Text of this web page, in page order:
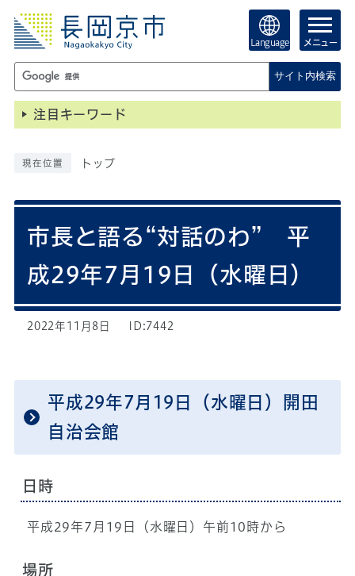
Language メニュー
サイト内検索
注目キーワード
現在位置 トップ
市長と語る“対話のわ” 平
成29年7月19日（水曜日）
2022年11月8日 ID:7442
平成29年7月19日（水曜日）開田
自治会館
日時
平成29年7月19日（水曜日）午前10時から
場所